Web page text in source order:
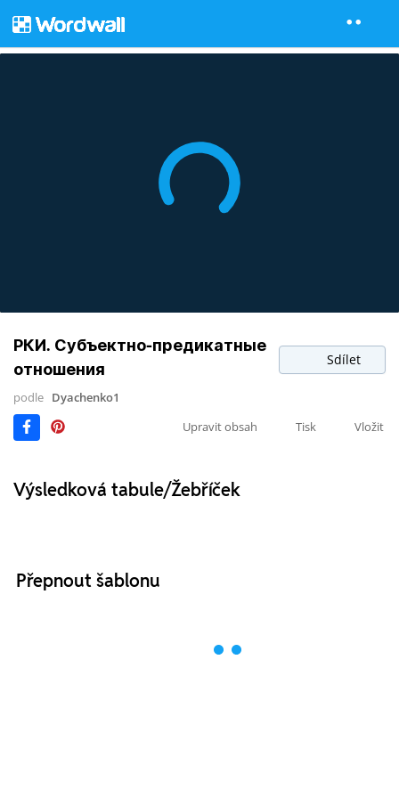
РКИ. Субъектно-предикатные
отношения
Sdílet
podle Dyachenko1
Upravit obsah
Tisk Vložit
Výsledková tabule/Žebříček
Přepnout šablonu